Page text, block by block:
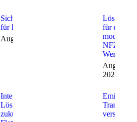
Sicherheitstechnologien
für Lkw und Anhänger
August 8, 2026
Lösungen
für die
moderne
NFZ-
Werkstatt
August 8,
2026
Integrierte
Lösungen für
zukunftsfähiges
verstärkt